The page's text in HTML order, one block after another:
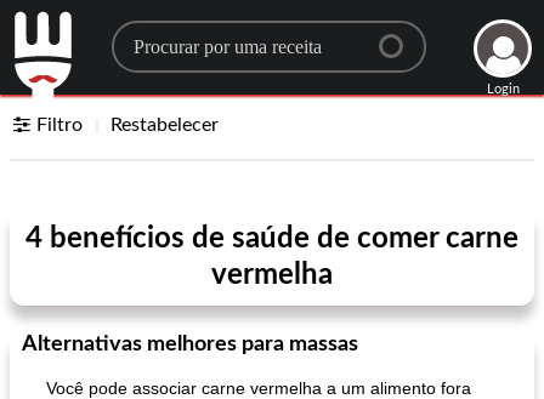
Search for a recipe
Login
Filtro Restabelecer
4 benefícios de saúde de comer carne
vermelha
Alternativas melhores para massas
Você pode associar carne vermelha a um alimento fora